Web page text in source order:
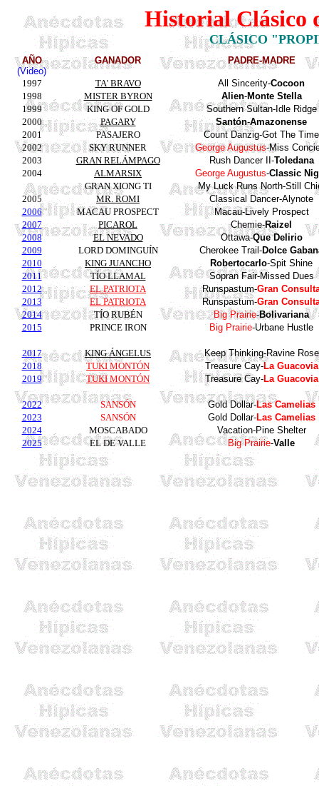
Historial Clásico
CLÁSICO
AÑO
(Video)
GANADOR PADRE-MADRE
1997 TA' BRAVO All Sincerity-Cocoon
1998
MISTER BYRON Alien-Monte Stella
1999
KING OF GOLD SouthernSultan-Idle Ridge
2000
PAGARY Santón-Amazonense
2001
PASAJERO
Count Danzig-Got The Time
2002
SKY RUNNER George Augustus-Miss
2003
GRAN RELÁMPAGO Rush DancerII-Toledana
2004
ALMARSIX George Augustus-Classic
GRAN XIONG TI
My Luck Runs North-Still
2005
MR. ROMI Classical Dancer-Alynote
2006
MACAU PROSPECT
Macau-Lively Prospect
2007
PICAROL Chemie-Raizel
2008
EL NEVADO Ottawa-Que Delirio
2009
LORD DOMINGUÍN Cherokee Trail-Dolce
2010
KING JUANCHO Robertocarlo-Spit Shine
2011
TÍO LLAMAL
Sopran Fair-Missed Dues
2012
EL PATRIOTA Runspastum-Gran
2013
EL PATRIOTA Runspastum-Gran
2014
TÍO RUBÉN Big Prairie-Bolivariana
2015
PRINCE IRON Big Prairie-Urbane Hustle
2017 KING ÁNGELUS
Keep Thinking-Ravine Rose
2018
TUKI MONTÓN Treasure Cay-La Guacovia
2019
TUKI MONTÓN Treasure Cay-La Guacovia
2022 SANSÓN Gold Dollar-Las Camelias
2023
SANSÓN Gold Dollar-Las Camelias
2024
MOSCABADO
Vacation-Pine Shelter
2025
EL DE VALLE Big Prairie-Valle